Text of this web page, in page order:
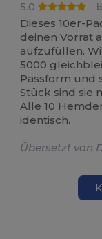
5.0
Dieses 10er-
deinen Vorrat
aufzufüllen.
5000
Passform und
Stück sind sie
Alle 10
identisch.
Übersetzt von